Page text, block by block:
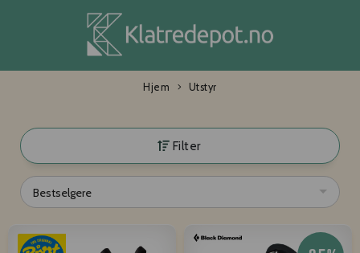
Hjem Utstyr
Filter
Bestselgere